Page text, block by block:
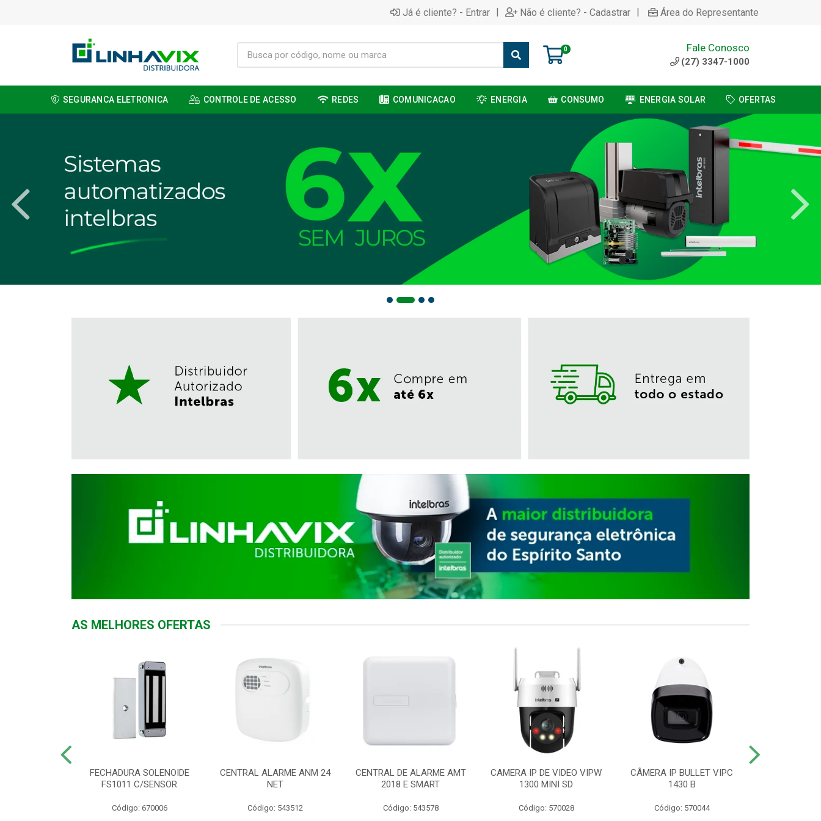
Já é cliente? - Entrar | Não é cliente? - Cadastrar | Área do Representante
0 Fale Conosco
(27) 3347-1000
SEGURANCA ELETRONICA CONTROLE DE ACESSO REDES COMUNICACAO ENERGIA CONSUMO ENERGIA SOLAR OFERTAS
AS MELHORES OFERTAS
FECHADURA SOLENOIDE
FS1011 C/SENSOR
Código: 670006
CENTRAL ALARME ANM 24
NET
Código: 543512
CENTRAL DE ALARME AMT
2018 E SMART
Código: 543578
CAMERA IP DE VIDEO VIPW
1300 MINI SD
Código: 570028
CÂMERA IP BULLET VIPC
1430 B
Código: 570044